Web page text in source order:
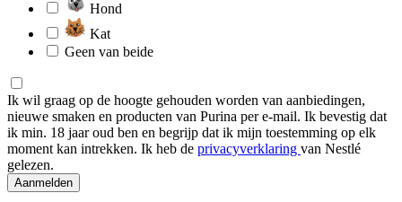
Hond
Kat
Geen van beide
Ik wil graag op de hoogte gehouden worden van aanbiedingen,
nieuwe smaken en producten van Purina per e-mail. Ik bevestig dat
ik min. 18 jaar oud ben en begrijp dat ik mijn toestemming op elk
moment kan intrekken. Ik heb de privacyverklaring van Nestlé
gelezen.
Aanmelden